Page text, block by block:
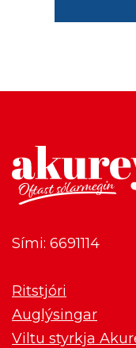
Sími: 6691114
Ritstjóri
Auglýsingar
Viltu styrkja